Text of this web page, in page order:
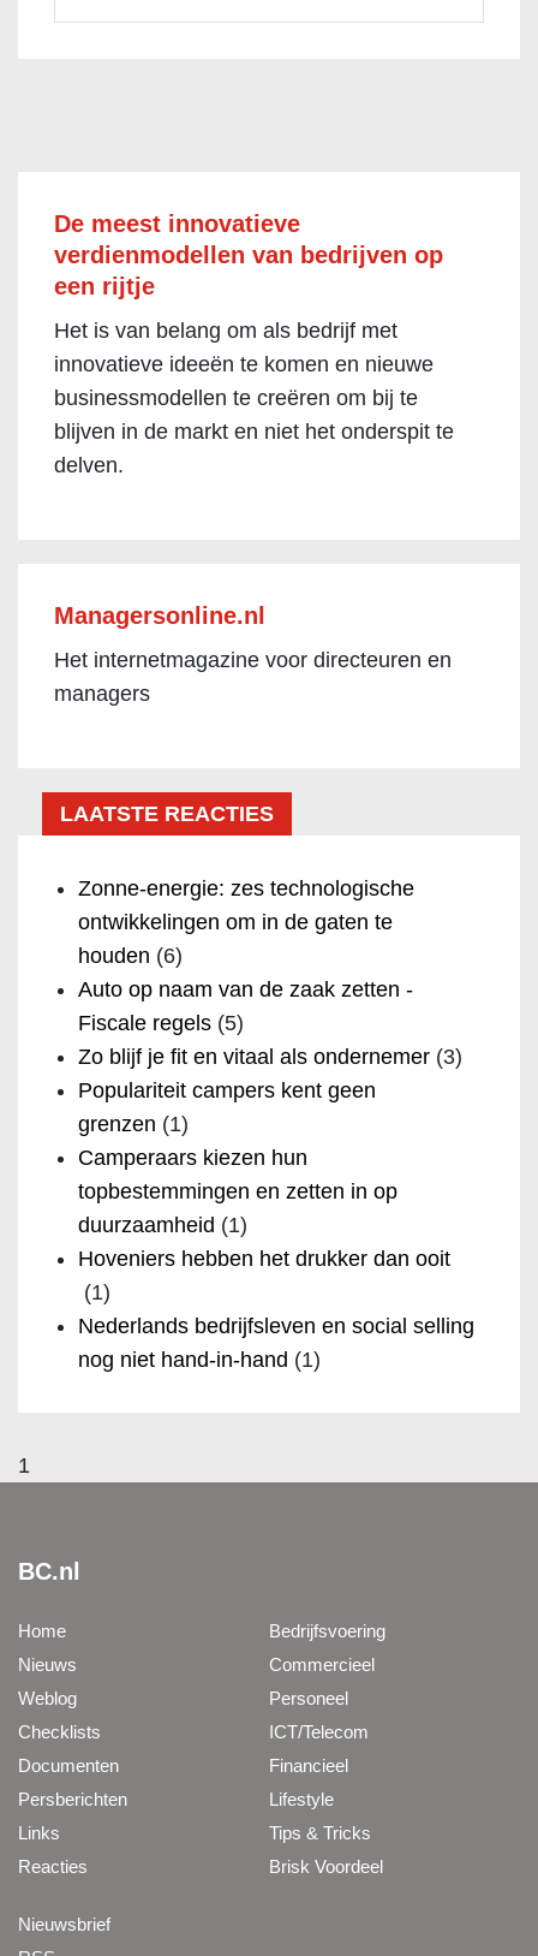
De meest innovatieve
verdienmodellen van bedrijven op
een rijtje
Het is van belang om als bedrijf met
innovatieve ideeën te komen en nieuwe
businessmodellen te creëren om bij te
blijven in de markt en niet het onderspit te
delven.
Managersonline.nl
Het internetmagazine voor directeuren en
managers
LAATSTE REACTIES
Zonne-energie: zes technologische
ontwikkelingen om in de gaten te
houden (6)
Auto op naam van de zaak zetten -
Fiscale regels (5)
Zo blijf je fit en vitaal als ondernemer (3)
Populariteit campers kent geen
grenzen (1)
Camperaars kiezen hun
topbestemmingen en zetten in op
duurzaamheid (1)
Hoveniers hebben het drukker dan ooit
(1)
Nederlands bedrijfsleven en social selling
nog niet hand-in-hand (1)
1
BC.nl
Home
Nieuws
Weblog
Checklists
Documenten
Persberichten
Links
Reacties
Bedrijfsvoering
Commercieel
Personeel
ICT/Telecom
Financieel
Lifestyle
Tips & Tricks
Brisk Voordeel
Nieuwsbrief